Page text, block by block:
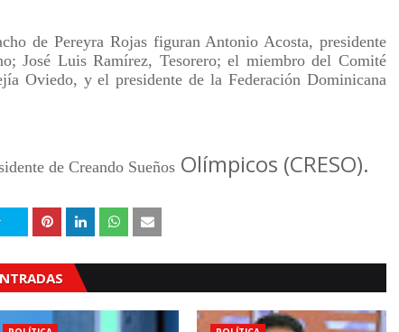
de Pereyra Rojas figuran Antonio Acosta, presidente
José Luis Ramírez, Tesorero; el miembro del Comité
Oviedo, y el presidente de la Federación Dominicana
de Creando Sueños Olímpicos (CRESO).